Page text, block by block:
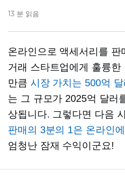
13 분 읽음
온라인으로 액세서리를 판
거래 스타트업에게 훌륭한
만큼 시장 가치는 500억
는 그 규모가 2025억 달러
상됩니다. 그렇다면 다음
판매의 3분의 1은 온라인
엄청난 잠재 수익이군요!